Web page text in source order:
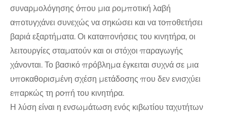
συναρμολόγησης όπου μια ρομποτική λαβή
αποτυγχάνει συνεχώς να σηκώσει και να τοποθετήσει
βαριά εξαρτήματα. Οι καταπονήσεις του κινητήρα, οι
λειτουργίες σταματούν και οι στόχοι παραγωγής
χάνονται. Το βασικό πρόβλημα έγκειται συχνά σε μια
υποκαθορισμένη σχέση μετάδοσης που δεν ενισχύει
επαρκώς τη ροπή του κινητήρα.
Η λύση είναι η ενσωμάτωση ενός κιβωτίου ταχυτήτων